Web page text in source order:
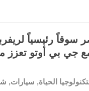
سوقاً رئيسياً
مع جي بي أوتو
الحياة, سيارات,